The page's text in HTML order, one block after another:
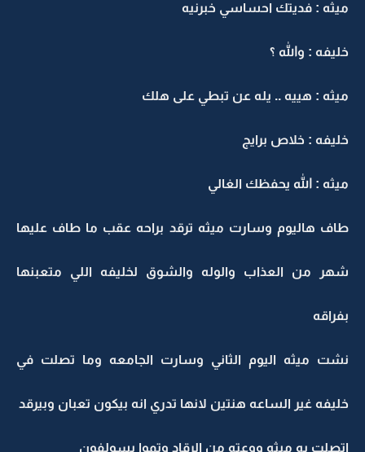
ميثه : فديتك احساسي خبرنيه
خليفه : والله ؟
ميثه : هييه .. يله عن تبطي على هلك
خليفه : خلاص برايج
ميثه : الله يحفظك الغالي
طاف هاليوم وسارت ميثه ترقد براحه عقب ما طاف عليها
شهر من العذاب والوله والشوق لخليفه اللي متعبنها
بفراقه
نشت ميثه اليوم الثاني وسارت الجامعه وما تصلت في
خليفه غير الساعه هنتين لانها تدري انه بيكون تعبان وبيرقد
اتصلت به ميثه ووعته من الرقاد وتموا يسولفون